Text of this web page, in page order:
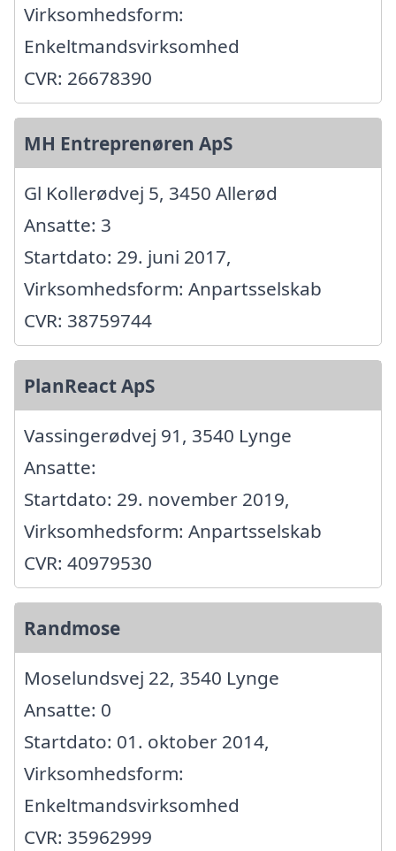
Virksomhedsform:
Enkeltmandsvirksomhed
CVR: 26678390
MH Entreprenøren ApS
Gl Kollerødvej 5, 3450 Allerød
Ansatte: 3
Startdato: 29. juni 2017,
Virksomhedsform: Anpartsselskab
CVR: 38759744
PlanReact ApS
Vassingerødvej 91, 3540 Lynge
Ansatte:
Startdato: 29. november 2019,
Virksomhedsform: Anpartsselskab
CVR: 40979530
Randmose
Moselundsvej 22, 3540 Lynge
Ansatte: 0
Startdato: 01. oktober 2014,
Virksomhedsform:
Enkeltmandsvirksomhed
CVR: 35962999